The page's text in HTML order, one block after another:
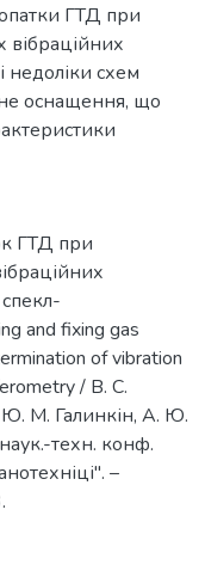
ГТД при
вібраційних
недоліки схем
оснащення, що
ГТД при
and fixing gas
of vibration
/ В. С.
М. Галинкін, А. Ю.
техн. конф.
–